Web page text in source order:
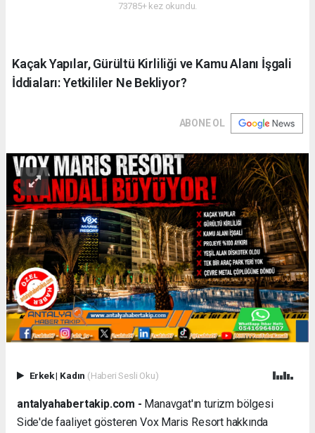
73785+ kez okundu.
Kaçak Yapılar, Gürültü Kirliliği ve Kamu Alanı İşgali
İddiaları: Yetkililer Ne Bekliyor?
ABONE OL
Erkek| Kadın (Haberi Sesli Oku)
antalyahabertakip.com - Manavgat'ın turizm bölgesi
Side'de faaliyet gösteren Vox Maris Resort hakkında